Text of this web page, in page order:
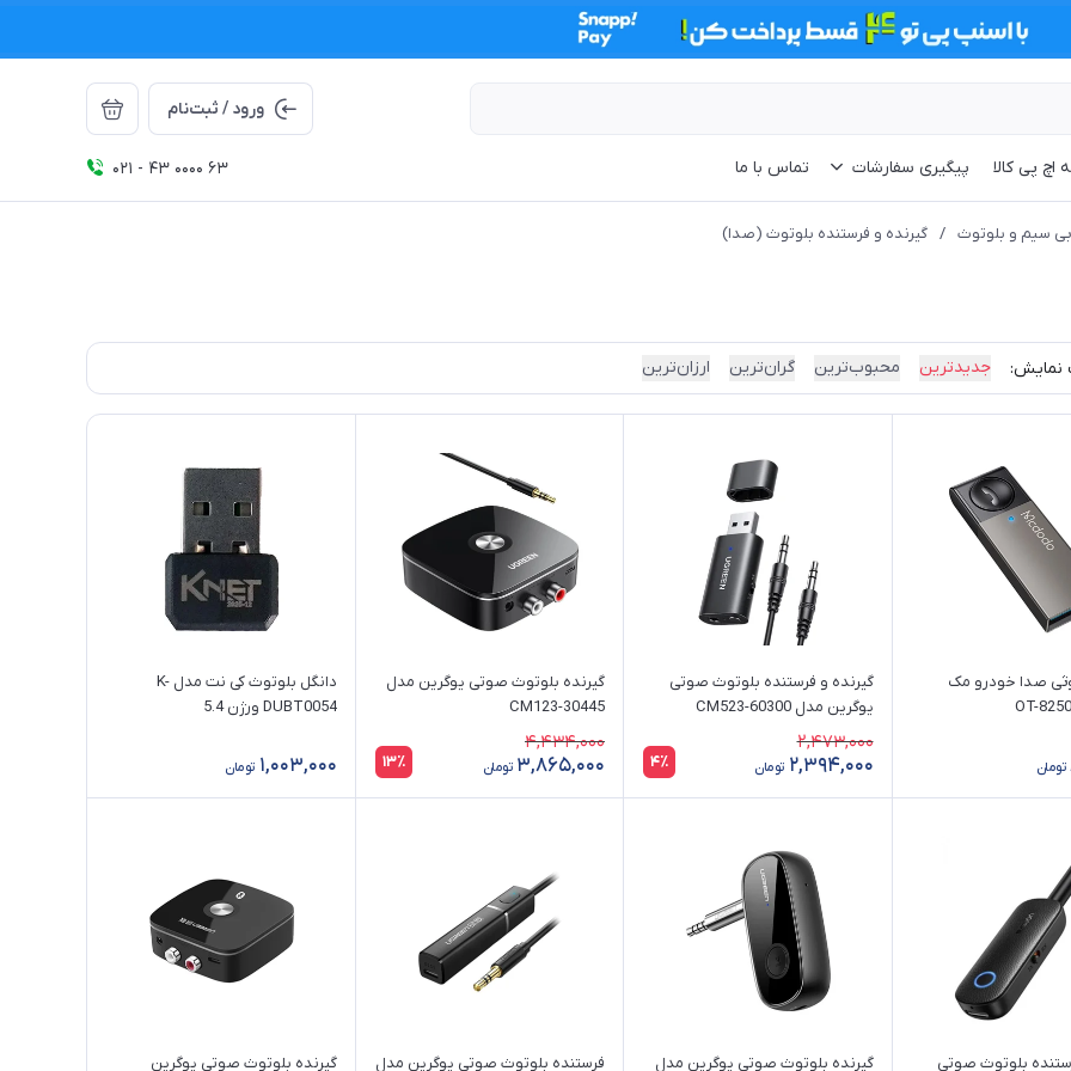
ورود / ثبت‌نام
اچ پی کالا پیگیری سفارشات تماس با ما 021 - 43 0000 63
سیم و بلوتوث / گیرنده و فرستنده بلوتوث (صدا)
نمایش: جدیدترین محبوب‌ترین گران‌ترین ارزان‌ترین
صدا خودرو مک
تومان
گیرنده و فرستنده بلوتوث صوتی
یوگرین مدل CM523-60300
2,473,000
2,394,000 تومان 4٪
گیرنده بلوتوث صوتی یوگرین مدل
CM123-30445
4,434,000
3,865,000 تومان 13٪
دانگل بلوتوث کی نت مدل K-
DUBT0054 ورژن 5.4
1,003,000 تومان
بلوتوث صوتی
گیرنده بلوتوث صوتی یوگرین مدل
فرستنده بلوتوث صوتی یوگرین مدل
گیرنده بلوتوث صوتی یوگرین